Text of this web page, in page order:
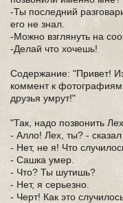
-Ты последний
его не знал.
-Можно взглянуть на
-Делай что хочешь!
Содержание: "Привет!
коммент к
друзья умрут!"
"Так, надо позвонить
- Алло! Лех, ты? - сказал
- Нет, не я! Что
- Сашка умер.
- Что? Ты шутишь?
- Нет, я серьезно.
- Черт! Как это